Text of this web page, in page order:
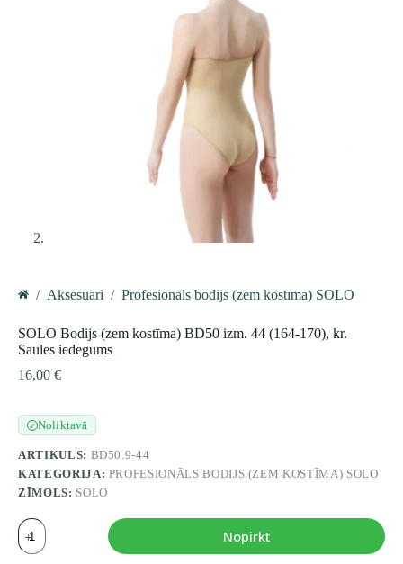
/ Aksesuāri / Profesionāls bodijs (zem kostīma) SOLO
SOLO Bodijs (zem kostīma) BD50 izm. 44 (164-170), kr.
Saules iedegums
16,00 €
✓Noliktavā
ARTIKULS: BD50.9-44
KATEGORIJA: PROFESIONĀLS BODIJS (ZEM KOSTĪMA) SOLO
ZĪMOLS: SOLO
SOLO
Bodijs
(zem
Nopirkt